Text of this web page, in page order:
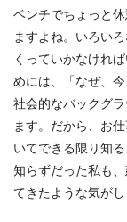
ベンチでちょっと
ますよね。いろい
くっていかなけれ
めには、「なぜ、
社会的なバックグ
ます。だから、お
いてできる限り知
知らずだった私も
てきたような気がし